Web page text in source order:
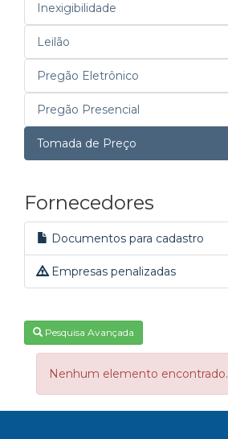
Inexigibilidade
Leilão
Pregão Eletrônico
Pregão Presencial
Tomada de Preço
Fornecedores
Documentos para cadastro
Empresas penalizadas
Pesquisa Avançada
Nenhum elemento encontrado.